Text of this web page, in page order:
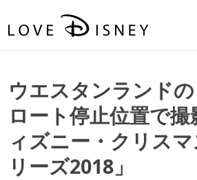
ウエスタンランド
ロート停止位置で
ィズニー・クリス
リーズ2018」